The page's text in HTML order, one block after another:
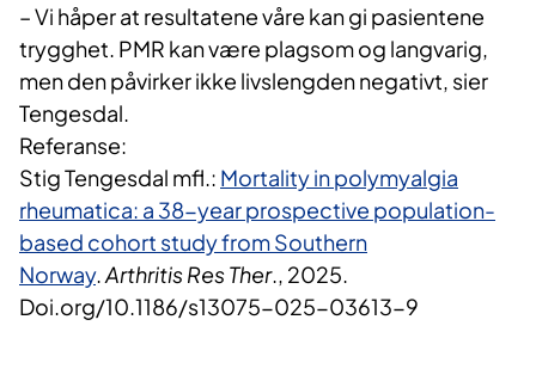
– Vi håper at resultatene våre kan gi pasientene
trygghet. PMR kan være plagsom og langvarig,
men den påvirker ikke livslengden negativt, sier
Tengesdal.
Referanse:
Stig Tengesdal mfl.: Mortality in polymyalgia
rheumatica: a 38-year prospective population-
based cohort study from Southern
Norway.Arthritis Res Ther., 2025.
Doi.org/10.1186/s13075-025-03613-9